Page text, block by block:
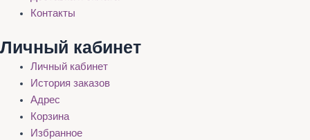
Контакты
Личный кабинет
Личный кабинет
История заказов
Адрес
Корзина
Избранное